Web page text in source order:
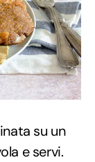
su un
e servi.